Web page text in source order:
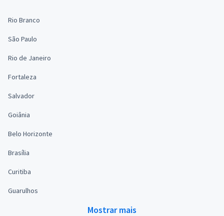
Rio Branco
São Paulo
Rio de Janeiro
Fortaleza
Salvador
Goiânia
Belo Horizonte
Brasília
Curitiba
Guarulhos
Mostrar mais